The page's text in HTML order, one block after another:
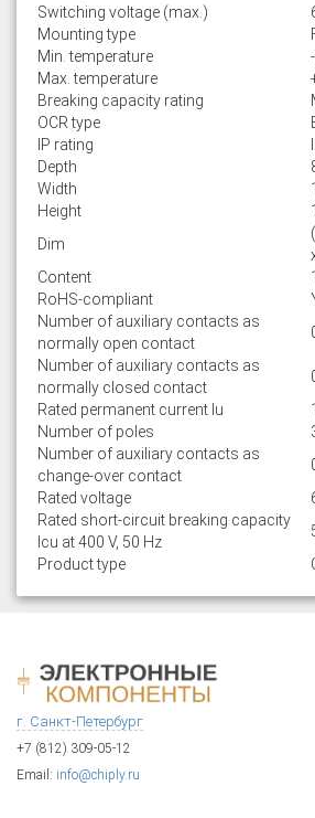
Switching voltage (max.)
Mounting type
Min. temperature
Max. temperature
Breaking capacity rating
OCR type
IP rating
Depth
Width
Height
Dim
Content
1
RoHS-compliant
Number of auxiliary contacts as
normally open contact
Number of auxiliary contacts as
normally closed contact
Rated permanent current Iu
Number of poles
Number of auxiliary contacts as
change-over contact
Rated voltage
Rated short-circuit breaking capacity
lcu at 400 V, 50 Hz
Product type
г. Санкт-Петербург
+7 (812) 309-05-12
Email: info@chiply.ru